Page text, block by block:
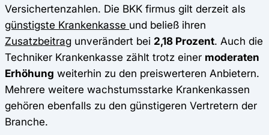
Versichertenzahlen. Die BKK firmus gilt derzeit als
günstigste Krankenkasse und beließ ihren
Zusatzbeitrag unverändert bei 2,18 Prozent. Auch die
Techniker Krankenkasse zählt trotz einer moderaten
Erhöhung weiterhin zu den preiswerteren Anbietern.
Mehrere weitere wachstumsstarke Krankenkassen
gehören ebenfalls zu den günstigeren Vertretern der
Branche.